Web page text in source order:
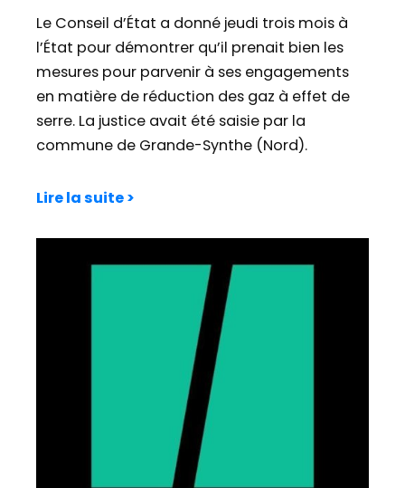
Le Conseil d’État a donné jeudi trois mois à
l’État pour démontrer qu’il prenait bien les
mesures pour parvenir à ses engagements
en matière de réduction des gaz à effet de
serre. La justice avait été saisie par la
commune de Grande-Synthe (Nord).
Lire la suite >